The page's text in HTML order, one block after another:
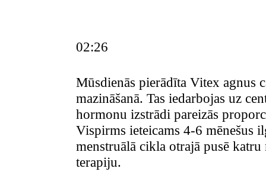
02:26
Mūsdienās pierādīta Vitex agnus
mazināšanā. Tas iedarbojas uz
hormonu izstrādi pareizās
Vispirms ieteicams 4-6 mēnešus
menstruālā cikla otrajā pusē
terapiju.